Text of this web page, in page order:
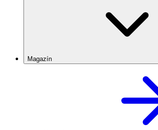
Magazín